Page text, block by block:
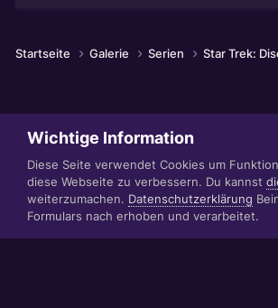
Startseite Galerie Serien Star Trek:
Wichtige Information
Diese Seite verwendet Cookies um
diese Webseite zu verbessern. Du kannst
weiterzumachen. Datenschutzerklärung
Formulars nach erhoben und verarbeitet.